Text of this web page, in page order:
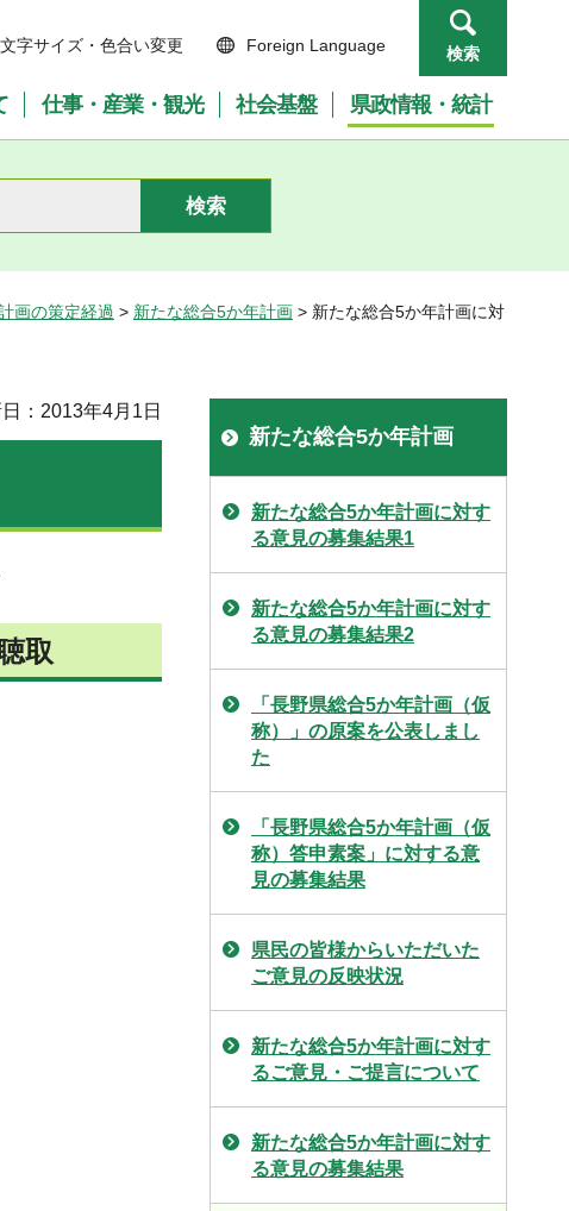
文字サイズ・色合い変更 Foreign Language 検索
仕事・産業・観光 社会基盤 県政情報・統計
画の策定経過 > 新たな総合5か年計画 > 新たな総合5か年計画に対
：2013年4月1日
取
新たな総合5か年計画
新たな総合5か年計画に対す
る意見の募集結果1
新たな総合5か年計画に対す
る意見の募集結果2
「長野県総合5か年計画（仮
称）」の原案を公表しまし
た
「長野県総合5か年計画（仮
称）答申素案」に対する意
見の募集結果
県民の皆様からいただいた
ご意見の反映状況
新たな総合5か年計画に対す
るご意見・ご提言について
新たな総合5か年計画に対す
る意見の募集結果